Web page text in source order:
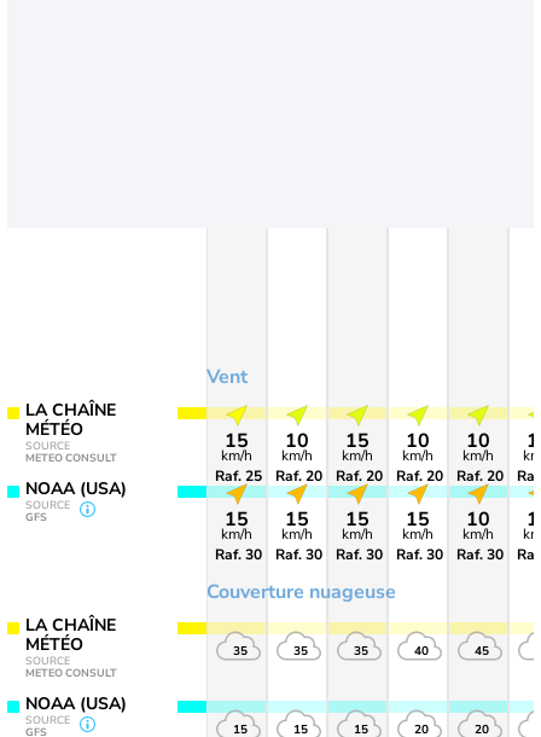
LA CHAÎNE
MÉTÉO
SOURCE
METEO CONSULT
NOAA (USA)
SOURCE
GFS
LA CHAÎNE
MÉTÉO
SOURCE
METEO CONSULT
NOAA (USA)
SOURCE
GFS
Vent
Couverture nuageuse
15
km/h
Raf. 25
15
km/h
Raf. 30
35
15
10
km/h
Raf. 20
15
km/h
Raf. 30
35
15
15
km/h
Raf. 20
15
km/h
Raf. 30
35
15
10
km/h
Raf. 20
15
km/h
Raf. 30
40
20
10
km/h
Raf. 20
10
km/h
Raf. 30
45
20